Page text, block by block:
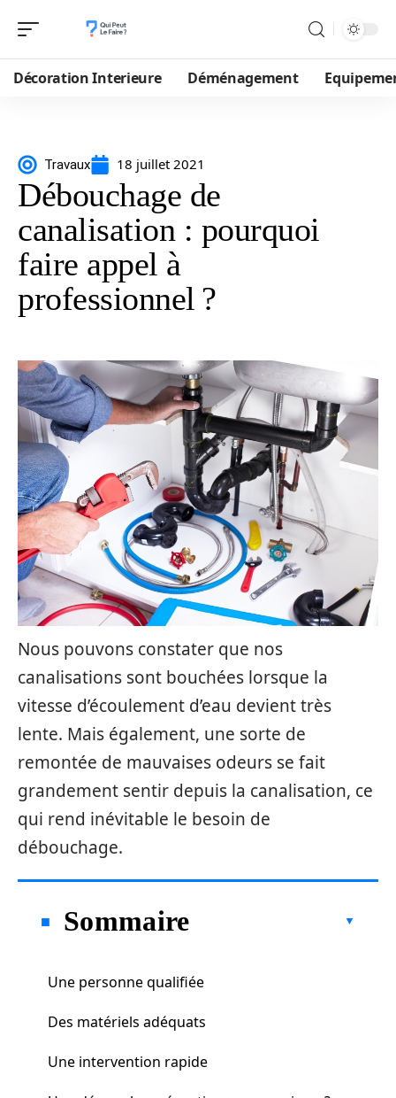
Décoration Interieure Déménagement
Travaux 18 juillet 2021
Débouchage de
canalisation : pourquoi
faire appel à
professionnel ?
Nous pouvons constater que nos
canalisations sont bouchées lorsque la
vitesse d’écoulement d’eau devient très
lente. Mais également, une sorte de
remontée de mauvaises odeurs se fait
grandement sentir depuis la canalisation, ce
qui rend inévitable le besoin de
débouchage.
Sommaire
Une personne qualifiée
Des matériels adéquats
Une intervention rapide